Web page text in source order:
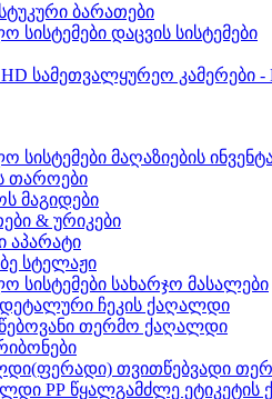
ბარათები
დაცვის სისტემები
სამეთვალყურეო კამერები -
მაღაზიების
თაროები
მაგიდები
& ურიკები
აპარატი
სტელაჟი
სახარჯო მასალები
დეტალური ჩეკის ქაღალდი
წებოვანი თერმო ქაღალდი
თვითწებვადი
წყალგამძლე ეტიკეტის